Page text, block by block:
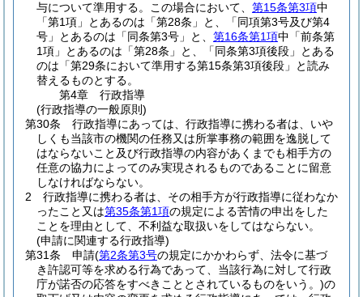
与について準用する。
この場合において、 第15条第3項中
「第1項」とあるのは「第28条」と、「同項第3号及び第4
号」とあるのは「同条第3号」と、 第16条第1項中「前条第
1項」とあるのは「第28条」と、「同条第3項後段」とある
のは「第29条において準用する第15条第3項後段」と読み
替えるものとする。
第4章
行政指導
(行政指導の一般原則)
第30条
行政指導にあっては、行政指導に携わる者は、いや
しくも当該市の機関の任務又は所掌事務の範囲を逸脱して
はならないこと及び行政指導の内容があくまでも相手方の
任意の協力によってのみ実現されるものであることに留意
しなければならない。
2
行政指導に携わる者は、その相手方が行政指導に従わなか
ったこと又は第35条第1項の規定による苦情の申出をした
ことを理由として、不利益な取扱いをしてはならない。
(申請に関連する行政指導)
第31条
申請(第2条第3号の規定にかかわらず、法令に基づ
き許認可等を求める行為であって、当該行為に対して行政
庁が諾否の応答をすべきこととされているものをいう。)の